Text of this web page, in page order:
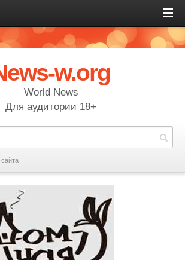
w.org
World News
Для аудитории 18+